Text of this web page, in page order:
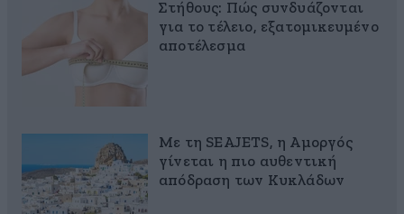
Στήθους: Πώς συνδυάζονται
για το τέλειο, εξατομικευμένο
αποτέλεσμα
Με τη SEAJETS, η Αμοργός
γίνεται η πιο αυθεντική
απόδραση των Κυκλάδων